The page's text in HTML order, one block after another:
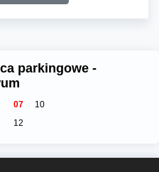
parkingowe -
07
10
12